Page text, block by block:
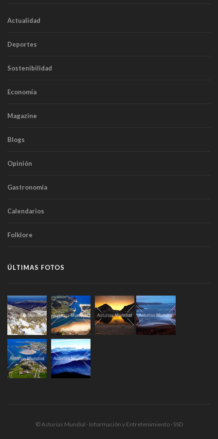
Actualidad
Deportes
Sostenibilidad
Economía
Magazine
Blogs
Opinión
Gastronomía
Calendarios
Folklore
ÚLTIMAS FOTOS
© Asturias Mundial · Información y Entretenimiento · SSD